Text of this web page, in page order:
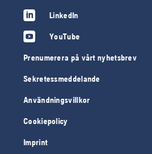
LinkedIn
YouTube
Prenumerera på vårt nyhetsbrev
Sekretessmeddelande
Användningsvillkor
Cookiepolicy
Imprint